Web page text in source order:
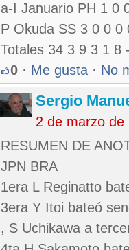
a-I Januario PH 1 0
P Okuda SS 3 0 0 0
Totales 34 3 9 3 1 8
0 · Me gusta · No
Sergio
2 de marzo de
RESUMEN DE
JPN BRA
1era L Reginatto
3era Y Itoi bateó
, S Uchikawa a